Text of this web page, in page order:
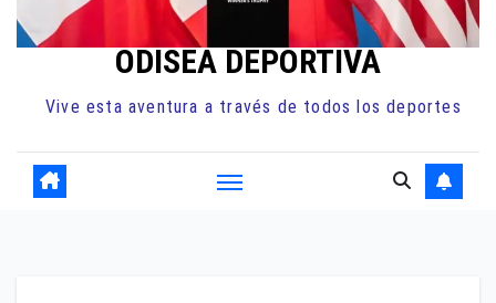
ODISEA DEPORTIVA
Vive esta aventura a través de todos los deportes